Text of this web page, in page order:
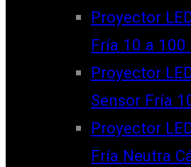
Proyector
Fría 10 a
Proyector
Sensor Fría
Proyector
Fría Neutra